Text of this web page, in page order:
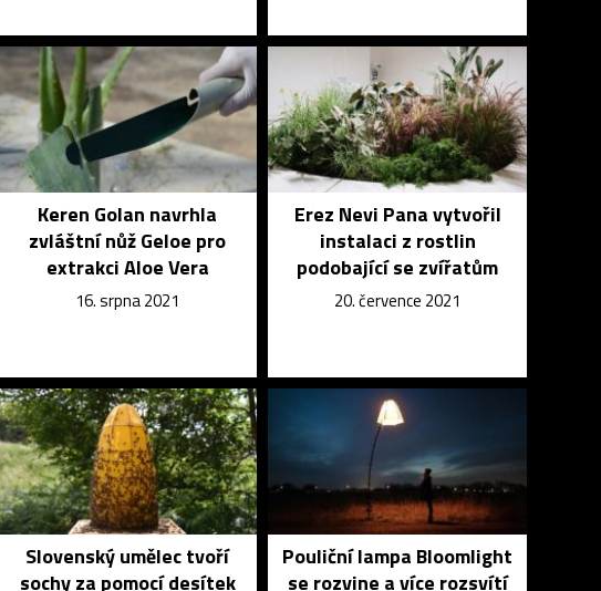
Keren Golan navrhla
zvláštní nůž Geloe pro
extrakci Aloe Vera
16. srpna 2021
Erez Nevi Pana vytvořil
instalaci z rostlin
podobající se zvířatům
20. července 2021
Slovenský umělec tvoří
sochy za pomocí desítek
Pouliční lampa Bloomlight
se rozvine a více rozsvítí